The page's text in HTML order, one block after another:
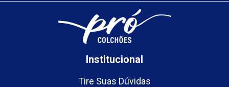
Institucional
Tire Suas Dúvidas